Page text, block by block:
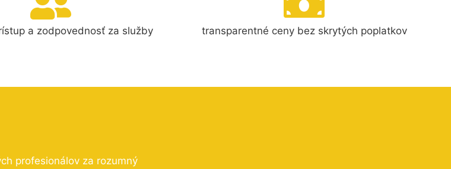
a zodpovednosť za služby transparentné ceny bez skrytých poplatkov
profesionálov za rozumný